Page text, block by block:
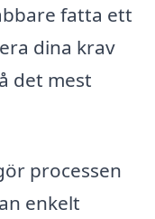
fatta ett
dina krav
det mest
processen
enkelt